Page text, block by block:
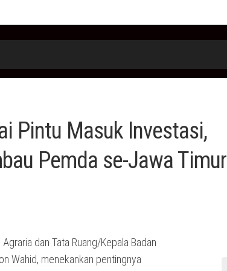
Pintu Masuk Investasi,
Pemda se-Jawa Timur
dan Tata Ruang/Kepala Badan
Wahid, menekankan pentingnya